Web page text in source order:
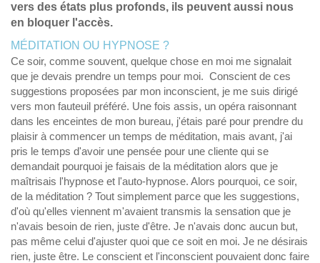
vers des états plus profonds, ils peuvent aussi nous
en bloquer l'accès.
MÉDITATION OU HYPNOSE ?
Ce soir, comme souvent, quelque chose en moi me signalait
que je devais prendre un temps pour moi. Conscient de ces
suggestions proposées par mon inconscient, je me suis dirigé
vers mon fauteuil préféré. Une fois assis, un opéra raisonnant
dans les enceintes de mon bureau, j'étais paré pour prendre du
plaisir à commencer un temps de méditation, mais avant, j'ai
pris le temps d'avoir une pensée pour une cliente qui se
demandait pourquoi je faisais de la méditation alors que je
maîtrisais l'hypnose et l'auto-hypnose. Alors pourquoi, ce soir,
de la méditation ? Tout simplement parce que les suggestions,
d'où qu'elles viennent m'avaient transmis la sensation que je
n'avais besoin de rien, juste d'être. Je n'avais donc aucun but,
pas même celui d'ajuster quoi que ce soit en moi. Je ne désirais
rien, juste être. Le conscient et l'inconscient pouvaient donc faire